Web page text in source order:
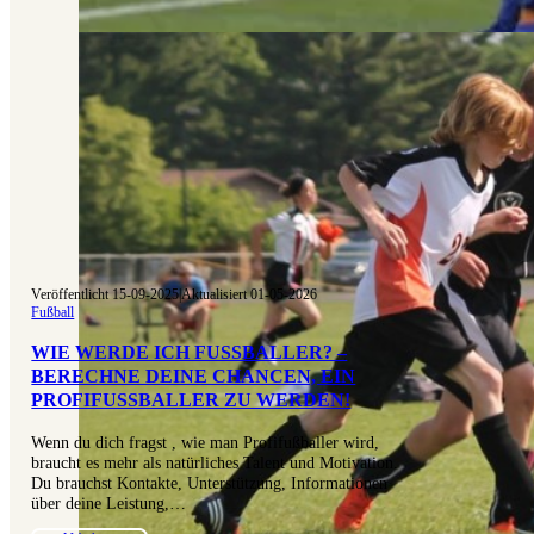
Veröffentlicht 15-09-2025|Aktualisiert 01-05-2026
Fußball
WIE WERDE ICH FUSSBALLER? – B
ERECHNE DEINE CHANCEN, EIN P
ROFIFUSSBALLER ZU WERDEN!
Wenn du dich fragst , wie man Profifußballer wird,
braucht es mehr als natürliches Talent und Motivation.
Du brauchst Kontakte, Unterstützung, Informationen
über deine Leistung,…